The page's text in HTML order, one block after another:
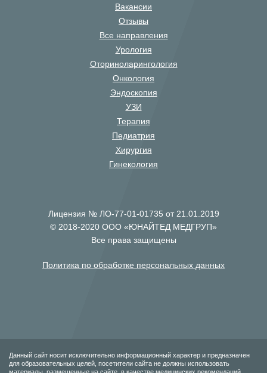
Вакансии
Отзывы
Все направления
Урология
Оториноларингология
Онкология
Эндоскопия
УЗИ
Терапия
Педиатрия
Хирургия
Гинекология
Лицензия № ЛО-77-01-01735 от 21.01.2019
© 2018-2020 ООО «ЮНАЙТЕД МЕДГРУП»
Все права защищены
Политика по обработке персональных данных
Данный сайт носит исключительно информационный характер и предназначен
для образовательных целей, посетители сайта не должны использовать